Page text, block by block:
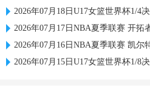
2026年07月18日U17女篮世界杯1/4决赛
2026年07月17日NBA夏季联赛 开拓
2026年07月16日NBA夏季联赛 凯尔
2026年07月15日U17女篮世界杯1/8决赛